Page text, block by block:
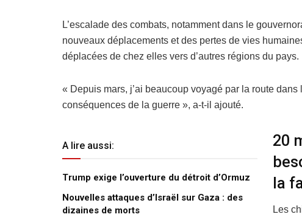
L’escalade des combats, notamment dans le
nouveaux déplacements et des pertes de vies
déplacées de chez elles vers d’autres régions du pays.
« Depuis mars, j’ai beaucoup voyagé par la route
conséquences de la guerre », a-t-il ajouté.
A lire aussi:
Trump exige l’ouverture du détroit d’Ormuz
Nouvelles attaques d’Israël sur Gaza : des
dizaines de morts
20
la
Les